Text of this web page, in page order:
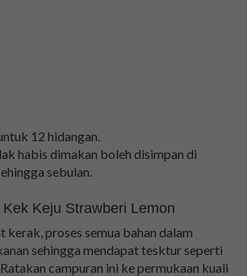
12 hidangan.
habis dimakan boleh disimpan di
sebulan.
Keju Strawberi Lemon
kerak, proses semua bahan dalam
sehingga mendapat tesktur seperti
campuran ini ke permukaan kuali